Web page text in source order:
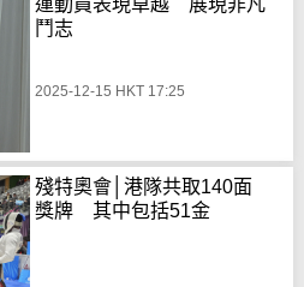
運動員表現卓越 展現非凡
鬥志
2025-12-15 HKT 17:25
殘特奧會│港隊共取140面
獎牌 其中包括51金